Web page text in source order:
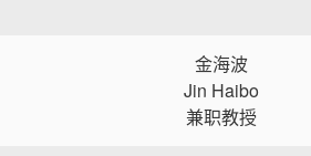
金海波
Jin Haibo
兼职教授